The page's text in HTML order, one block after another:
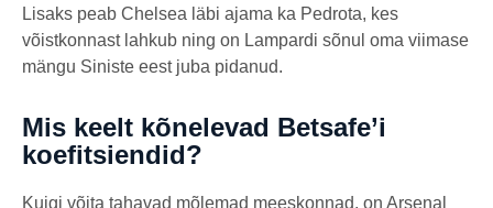
Lisaks peab Chelsea läbi ajama ka Pedrota, kes
võistkonnast lahkub ning on Lampardi sõnul oma viimase
mängu Siniste eest juba pidanud.
Mis keelt kõnelevad Betsafe’i
koefitsiendid?
Kuigi võita tahavad mõlemad meeskonnad, on Arsenal